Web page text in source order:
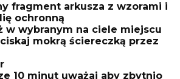
fragment arkusza z wzorami i
ochronną
w wybranym na ciele miejscu
mokrą ściereczką przez
10 minut uważaj aby zbytnio